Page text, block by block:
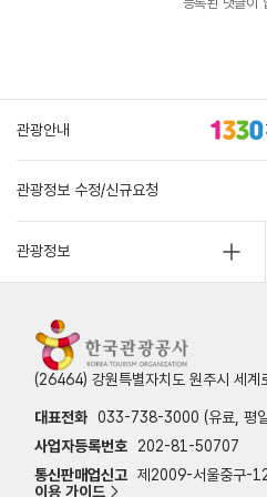
관광안내
관광정보 수정/신규요청
관광정보
(26464) 강원특별자치도 원주시 세계
대표전화 033-738-3000 (유료, 평
사업자등록번호
202-81-50707
통신판매업신고 제2009-서울중구-
이용 가이드